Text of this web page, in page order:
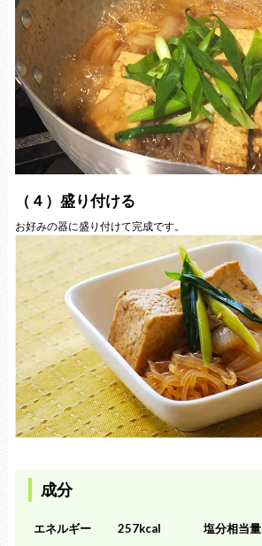
（４）盛り付ける
お好みの器に盛り付けて完成です。
成分
エネルギー 257kcal 塩分相当量